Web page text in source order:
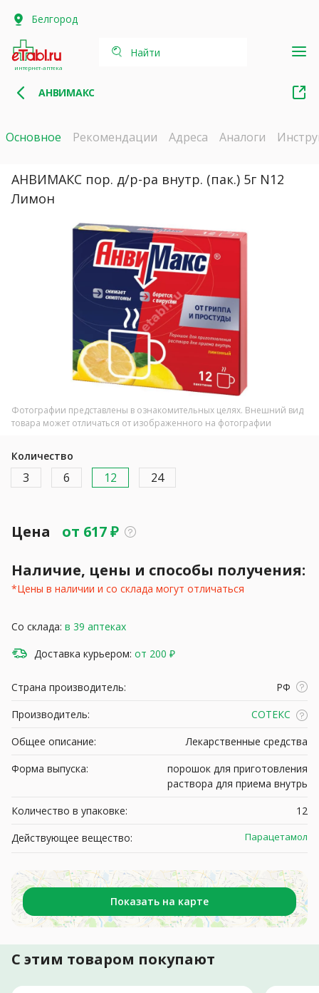
Белгород
интернет-аптека
Найти
АНВИМАКС
Основное Рекомендации Адреса Аналоги
АНВИМАКС пор. д/р-ра внутр. (пак.) 5г N12
Лимон
Фотографии представлены в ознакомительных целях. Внешний вид
товара может отличаться от изображенного на фотографии
Количество
3 6 12 24
Цена от 617₽
Наличие, цены и способы получения:
*Цены в наличии и со склада могут отличаться
Со склада: в 39 аптеках
Доставка курьером: от 200 ₽
Страна производитель:
РФ
Производитель:
СОТЕКС
Общее описание:
Лекарственные средства
Форма выпуска:
порошок для приготовления
раствора для приема внутрь
Количество в упаковке:
12
Действующее вещество:
Парацетамол
Показать на карте
С этим товаром покупают